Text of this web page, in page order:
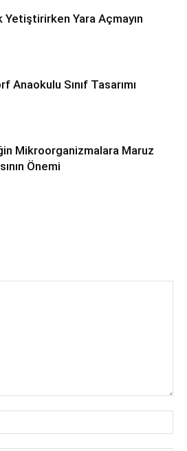
Yetiştirirken Yara Açmayın
Anaokulu Sınıf Tasarımı
Mikroorganizmalara Maruz
Önemi